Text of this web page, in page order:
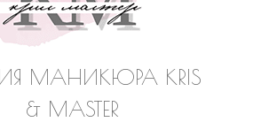
МАНИКЮРА KRIS
& MASTER